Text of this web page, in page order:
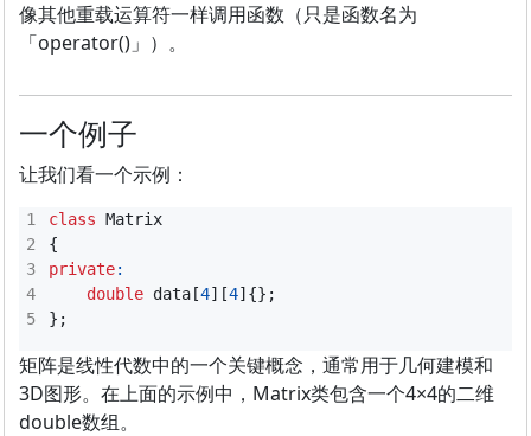
像其他重载运算符一样调用函数（只是函数名为
「operator()」）。
一个例子
让我们看一个示例：
3
4
5
class Matrix
{
private:
double data [4][4]{};
};
矩阵是线性代数中的一个关键概念，通常用于几何建模和
3D图形。在上面的示例中，Matrix类包含一个4×4的二维
double数组。